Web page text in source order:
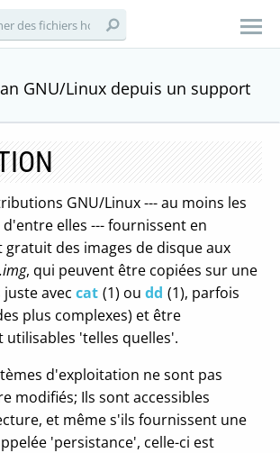
GNU/Linux depuis un support
GNU/Linux --- au moins les
elles --- fournissent en
des images de disque aux
.img, qui peuvent être copiées sur une
juste avec cat (1) ou dd (1), parfois
plus complexes) et être
'telles quelles'.
d'exploitation ne sont pas
modifiés; Ils sont accessibles
et même s'ils fournissent une
'persistance', celle-ci est